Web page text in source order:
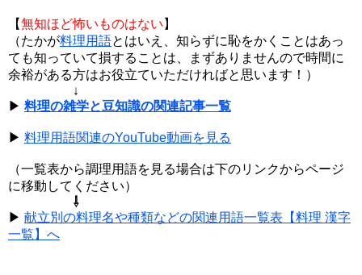
【無知ほど怖いものはない 】
（たかが料理用語とはいえ、知らずに恥をかくことはあっ
ても知っていて損することは、まずありませんので時間に
余裕がある方はお役立ていただければと思います！）
↓
▶ 料理の雑学と豆知識の関連記事一覧
▶ 料理用語関連のYouTube動画を見る
（一覧表から調理用語を見る場合は下のリンクからページ
に移動してください）
⇩
▶ 献立別の料理名や種類などの関連用語一覧表【料理 漢字
一覧】へ